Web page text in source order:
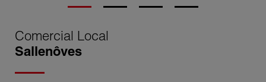
Comercial Local
Sallenôves